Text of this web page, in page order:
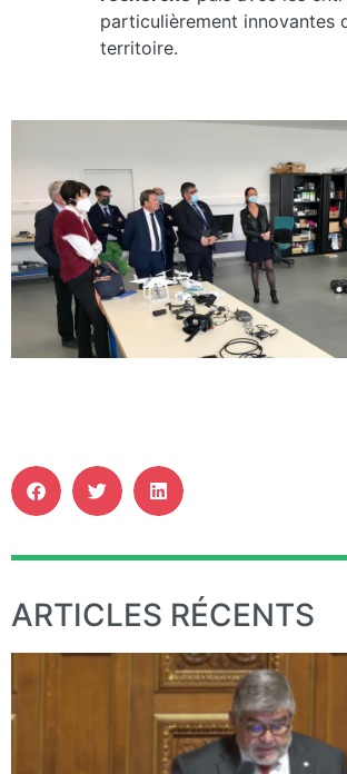
particulièrement innovantes
territoire.
ARTICLES RÉCENTS